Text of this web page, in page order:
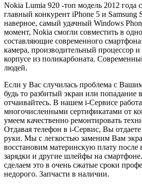
Nokia Lumia 920 -топ модель 2012 года
главный конкурент iPhone 5 и Samsung
наверное, самый удачный Windows
момент, Nokia смогли совместить в
составляющие современного
камера, производительный процессор и
корпусе из поликарбоната.
людей.
Если у Вас случилась проблема с
будь то разбитый экран или попадание
отчаивайтесь. В нашем i-Сервисе
многочисленными сертификатами от
умеем качественно ремонтировать
Отдавая телефон в i-Сервис, Вы
руки. Мы с легкостью заменим Вам
восстановим материнскую плату после
зарядки и другие шлейфы на
сделаем это в очень сжатые сроки
недорого. Запчасти в наличии.